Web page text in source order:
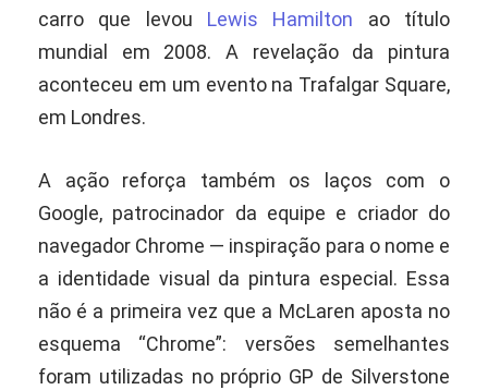
carro que levou Lewis Hamilton ao título
mundial em 2008. A revelação da pintura
aconteceu em um evento na Trafalgar Square,
em Londres.
A ação reforça também os laços com o
Google, patrocinador da equipe e criador do
navegador Chrome — inspiração para o nome e
a identidade visual da pintura especial. Essa
não é a primeira vez que a McLaren aposta no
esquema “Chrome”: versões semelhantes
foram utilizadas no próprio GP de Silverstone